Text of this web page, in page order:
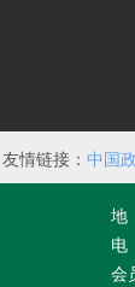
友情链接： 中国
员会
地
会